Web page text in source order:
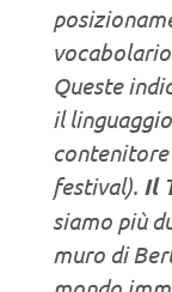
Queste
il
festival). Il
siamo più
muro di